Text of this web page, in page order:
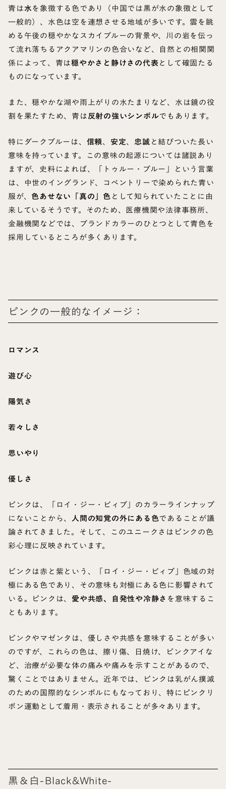
青は水を象徴する色であり（中国では黒が水の象徴として
一般的）、水色は空を連想させる地域が多いです。雲を眺
める午後の穏やかなスカイブルーの背景や、川の岩を伝っ
て流れ落ちるアクアマリンの色合いなど、自然との相関関
係によって、青は穏やかさと静けさの代表として確固たる
ものになっています。
また、穏やかな湖や雨上がりの水たまりなど、水は鏡の役
割を果たすため、青は反射の強いシンボルでもあります。
特にダークブルーは、 信頼、 安定、 忠誠と結びついた長い
意味を持っています。この意味の起源については諸説あり
ますが、史料によれば、「トゥルー・ブルー」という言葉
は、中世のイングランド、コベントリーで染められた青い
服が、 色あせない「真の」色として知られていたことに由
来しているそうです。そのため、医療機関や法律事務所、
金融機関などでは、ブランドカラーのひとつとして青色を
採用しているところが多くあります。
ピンクの一般的なイメージ：
ロマンス
遊び心
陽気さ
若々しさ
思いやり
優しさ
ピンクは、「ロイ・ジー・ビィブ」のカラーラインナップ
にないことから、 人間の知覚の外にある色であることが議
論されてきました。そして、このユニークさはピンクの色
彩心理に反映されています。
ピンクは赤と紫という、「ロイ・ジー・ビィブ」色域の対
極にある色であり、その意味も対極にある色に影響されて
いる。ピンクは、 愛や共感、自発性や冷静さ を意味するこ
ともあります。
ピンクやマゼンタは、優しさや共感を意味することが多い
のですが、これらの色は、擦り傷、日焼け、ピンクアイな
ど、治療が必要な体の痛みや痛みを示すことがあるので、
驚くことではありません。近年では、ピンクは乳がん撲滅
のための国際的なシンボルにもなっており、特にピンクリ
ボン運動として着用・表示されることが多々あります。
黒＆白-Black&White-